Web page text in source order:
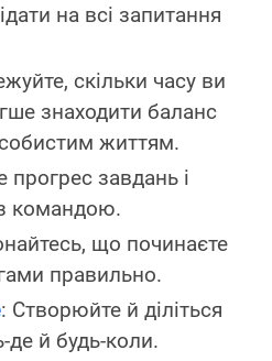
на всі запитання
скільки часу ви
знаходити баланс
життям.
прогрес завдань і
командою.
що починаєте
правильно.
: Створюйте й діліться
й будь-коли.